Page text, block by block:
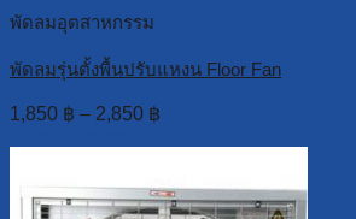
พัดลมอุตสาหกรรม
พัดลมรุ่นตั้งพื้นปรับแหงน Floor Fan
1,850 ฿ – 2,850 ฿